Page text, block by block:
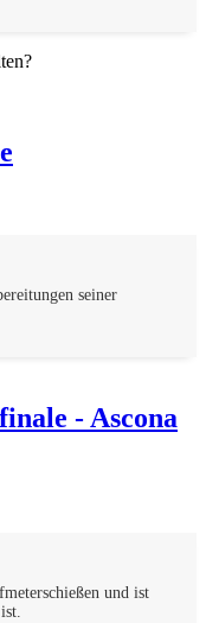
seiner
- Ascona
und ist